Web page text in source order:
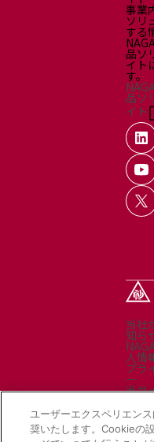
事業
ソリ
する
品ソ
イト
す。
品ソ
イト
当社
知ら
人情
プラ
ー
当サ
お問
サイ
ソー
ユーザーエクスペリエン
奨いたします。Cookieの